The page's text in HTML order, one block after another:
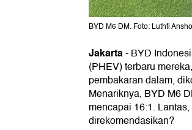
BYD M6 DM. Foto: Luthfi
Jakarta-BYD
(PHEV) terbaru
pembakaran dalam,
Menariknya, BYD M6
mencapai 16:1.
direkomendasikan?